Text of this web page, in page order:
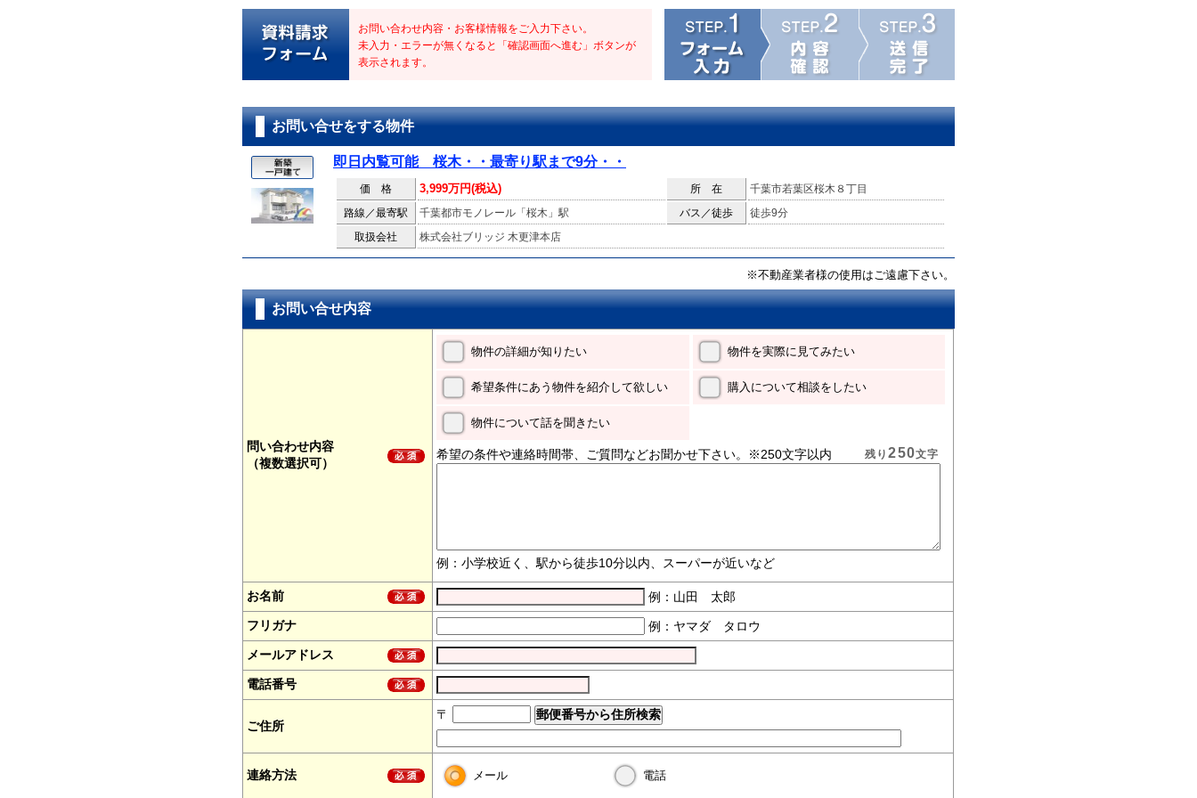
お問い合わせ内容・お客様情報をご入力下さい。
未入力・エラーが無くなると「確認画面へ進む」ボタンが
表示されます。
お問い合せをする物件
即日内覧可能 桜木・・最寄り駅まで9分・・
価 格 3,999万円(税込) 所 在
千葉市若葉区桜木８丁目
路線／最寄駅
千葉都市モノレール「桜木」駅 バス／徒歩
徒歩9分
取扱会社
株式会社ブリッジ 木更津本店
※不動産業者様の使用はご遠慮下さい。
お問い合せ内容
問い合わせ内容
（複数選択可）
物件の詳細が知りたい 物件を実際に見てみたい
希望条件にあう物件を紹介して欲しい 購入について相談をしたい
物件について話を聞きたい
希望の条件や連絡時間帯、ご質問などお聞かせ下さい。※250文字以内
例：小学校近く、駅から徒歩10分以内、スーパーが近いなど
残り250文字
お名前
例：山田 太郎
フリガナ
例：ヤマダ タロウ
メールアドレス
電話番号
ご住所
〒
連絡方法 メール 電話